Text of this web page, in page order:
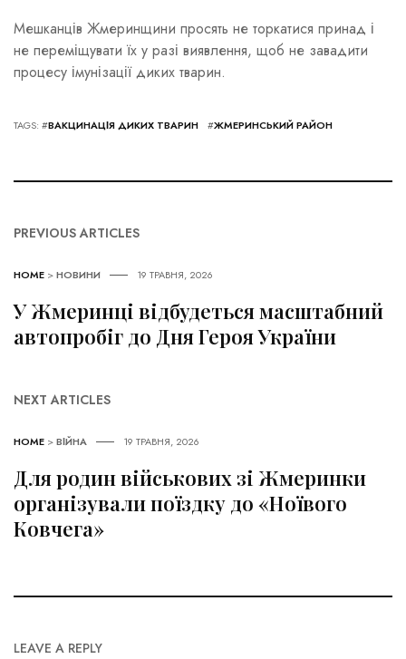
Мешканців Жмеринщини просять не торкатися принад і
не переміщувати їх у разі виявлення, щоб не завадити
процесу імунізації диких тварин.
TAGS: #ВАКЦИНАЦІЯ ДИКИХ ТВАРИН #ЖМЕРИНСЬКИЙ РАЙОН
PREVIOUS ARTICLES
HOME >НОВИНИ 19 ТРАВНЯ, 2026
У Жмеринці відбудеться масштабний
автопробіг до Дня Героя України
NEXT ARTICLES
HOME >ВІЙНА 19 ТРАВНЯ, 2026
Для родин військових зі Жмеринки
організували поїздку до «Ноївого
Ковчега»
LEAVE A REPLY